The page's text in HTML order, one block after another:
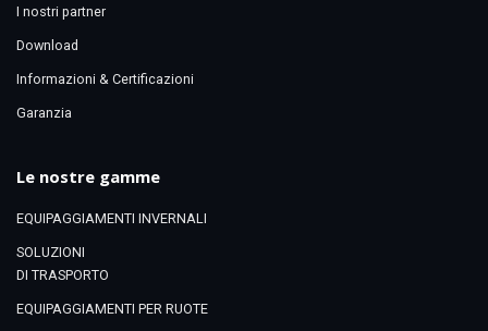
I nostri partner
Download
Informazioni & Certificazioni
Garanzia
Le nostre gamme
EQUIPAGGIAMENTI INVERNALI
SOLUZIONI
DI TRASPORTO
EQUIPAGGIAMENTI PER RUOTE